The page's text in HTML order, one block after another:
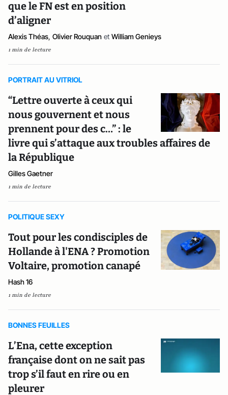
que le FN est en position
d’aligner
Alexis Théas, Olivier Rouquan et William Genieys
1 min de lecture
PORTRAIT AU VITRIOL
“Lettre ouverte à ceux qui
nous gouvernent et nous
prennent pour des c…” : le
livre qui s’attaque aux troubles affaires de
la République
Gilles Gaetner
1 min de lecture
POLITIQUE SEXY
Tout pour les condisciples de
Hollande à l'ENA ? Promotion
Voltaire, promotion canapé
Hash 16
1 min de lecture
BONNES FEUILLES
L’Ena, cette exception
française dont on ne sait pas
trop s’il faut en rire ou en
pleurer